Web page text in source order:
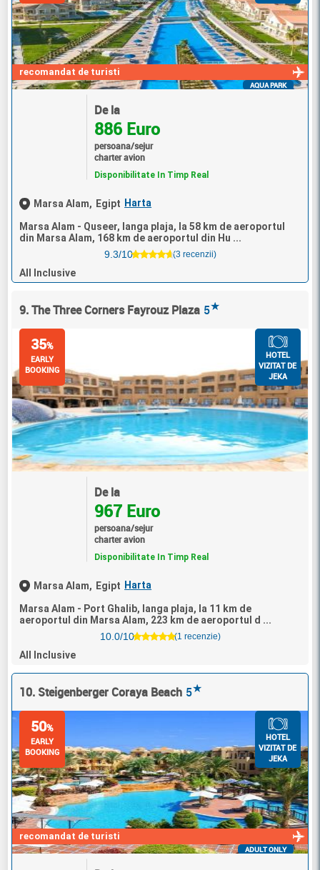
recomandat de turisti
AQUA PARK
De la
886 Euro
persoana/sejur
charter avion
Disponibilitate In Timp Real
Marsa Alam, Egipt Harta
Marsa Alam - Quseer, langa plaja, la 58 km de aeroportul
din Marsa Alam, 168 km de aeroportul din Hu ...
9.3/10
(3 recenzii)
All Inclusive
9. The Three Corners Fayrouz Plaza 5★
35%
EARLY
BOOKING
HOTEL
VIZITAT DE
JEKA
De la
967 Euro
persoana/sejur
charter avion
Disponibilitate In Timp Real
Marsa Alam, Egipt Harta
Marsa Alam - Port Ghalib, langa plaja, la 11 km de
aeroportul din Marsa Alam, 223 km de aeroportul d ...
10.0/10
(1 recenzie)
All Inclusive
10. Steigenberger Coraya Beach 5★
recomandat de turisti
50%
EARLY
BOOKING
HOTEL
VIZITAT DE
JEKA
ADULT ONLY